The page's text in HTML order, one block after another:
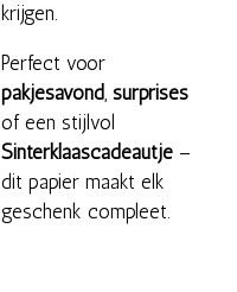
krijgen.
Perfect voor
pakjesavond, surprises
of een stijlvol
Sinterklaascadeautje –
dit papier maakt elk
geschenk compleet.